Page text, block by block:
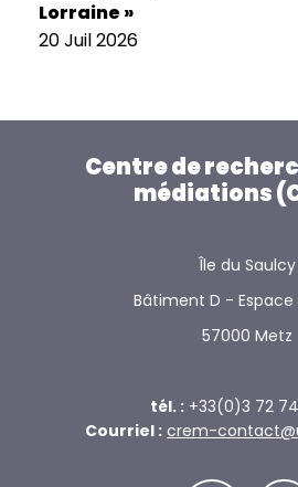
Lorraine »
20 Juil 2026
Centre de
médiations
Île du Saulcy
Bâtiment D - Espace
57000 Metz
tél. : +33(0)3 72
Courriel : crem-